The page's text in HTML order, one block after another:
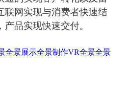
联网实现与消费者快速结
品实现快速交付。
全景展示全景制作VR全景全景